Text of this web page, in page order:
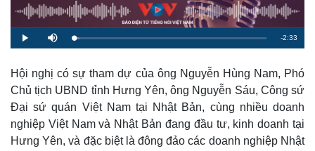
P
l
M
u
L
o
d
.
R
i
n
-2:33
Hội nghị có sự tham dự của ông Nguyễn Hùng Nam, Phó
Chủ tịch UBND tỉnh Hưng Yên, ông Nguyễn Sáu, Công sứ
Đại sứ quán Việt Nam tại Nhật Bản, cùng nhiều doanh
nghiệp Việt Nam và Nhật Bản đang đầu tư, kinh doanh tại
Hưng Yên, và đặc biệt là đông đảo các doanh nghiệp Nhật